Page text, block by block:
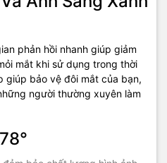
phản hồi nhanh giúp giảm
mắt khi sử dụng trong thời
giúp bảo vệ đôi mắt của bạn,
người thường xuyên làm